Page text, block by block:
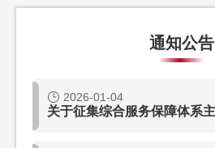
通知公告
2026-01-04